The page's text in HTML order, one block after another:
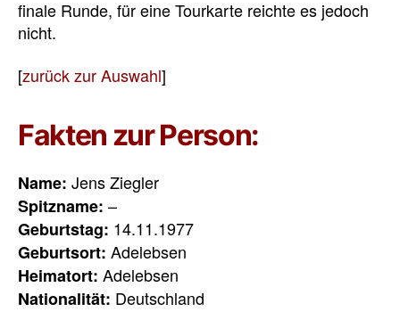
finale Runde, für eine Tourkarte reichte es jedoch
nicht.
[zurück zur Auswahl]
Fakten zur Person:
Name: Jens Ziegler
Spitzname: –
Geburtstag: 14.11.1977
Geburtsort: Adelebsen
Heimatort: Adelebsen
Nationalität: Deutschland